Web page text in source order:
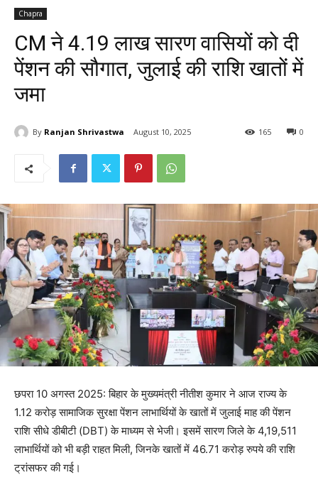
Chapra
CM ने 4.19 लाख सारण वासियों को दी
पेंशन की सौगात, जुलाई की राशि खातों में
जमा
By Ranjan Shrivastwa August 10, 2025 0
165
छपरा 10 अगस्त 2025: बिहार के मुख्यमंत्री नीतीश कुमार ने आज राज्य के
1.12 करोड़ सामाजिक सुरक्षा पेंशन लाभार्थियों के खातों में जुलाई माह की पेंशन
राशि सीधे डीबीटी (DBT) के माध्यम से भेजी। इसमें सारण जिले के 4,19,511
लाभार्थियों को भी बड़ी राहत मिली, जिनके खातों में 46.71 करोड़ रुपये की राशि
ट्रांसफर की गई।